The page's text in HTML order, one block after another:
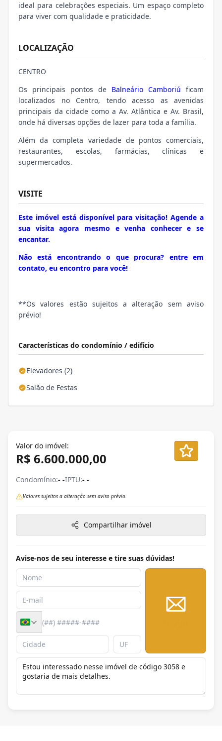
Características do condomínio / edifício
Elevadores (2)
Salão de Festas
ideal para celebrações especiais. Um espaço completo
para viver com qualidade e praticidade.
LOCALIZAÇÃO
CENTRO
Os principais pontos de Balneário Camboriú ficam
localizados no Centro, tendo acesso as avenidas
principais da cidade como a Av. Atlântica e Av. Brasil,
onde há diversas opções de lazer para toda a família.
Além da completa variedade de pontos comerciais,
restaurantes, escolas, farmácias, clínicas e
supermercados.
VISITE
Este imóvel está disponível para visitação! Agende a
sua visita agora mesmo e venha conhecer e se
encantar.
Não está encontrando o que procura? entre em
contato, eu encontro para você!
**Os valores estão sujeitos a alteração sem aviso
prévio!
Valor do imóvel:
R$ 6.600.000,00
Condomínio:- -IPTU:- -
Valores sujeitos a alteração sem aviso prévio.
Compartilhar imóvel
Avise-nos de seu interesse e tire suas dúvidas!